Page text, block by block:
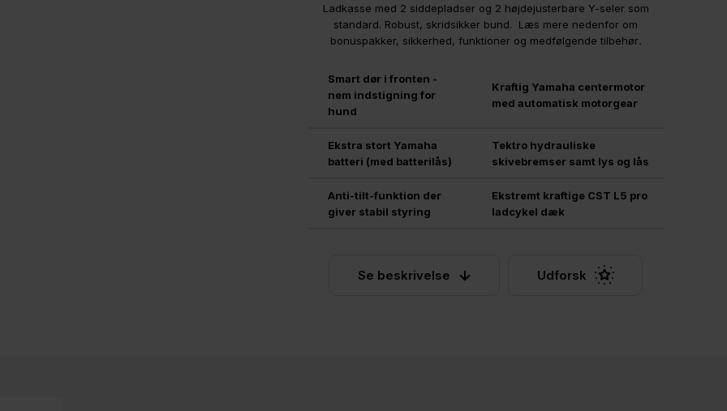
Ladkasse med 2 siddepladser og 2 højdejusterbare Y-seler som
standard. Robust, skridsikker bund. Læs mere nedenfor om
bonuspakker, sikkerhed, funktioner og medfølgende tilbehør.
Smart dør i fronten -
nem indstigning for
hund
Kraftig Yamaha centermotor
med automatisk motorgear
Ekstra stort Yamaha
batteri (med batterilås)
Tektro hydrauliske
skivebremser samt lys og lås
Anti-tilt-funktion der
giver stabil styring
Ekstremt kraftige CST L5 pro
ladcykel dæk
Se beskrivelse Udforsk